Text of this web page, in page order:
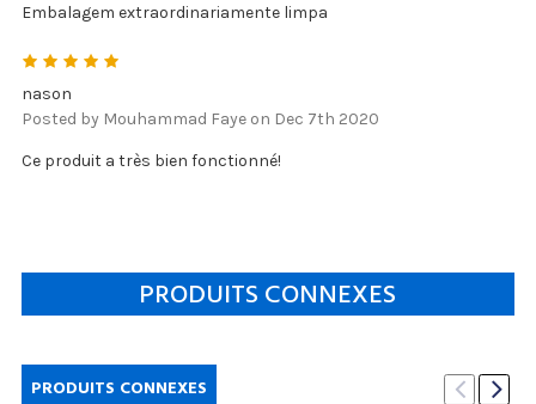
Embalagem extraordinariamente limpa
nason
Posted by Mouhammad Faye on Dec 7th 2020
Ce produit a très bien fonctionné!
PRODUITS CONNEXES
PRODUITS CONNEXES